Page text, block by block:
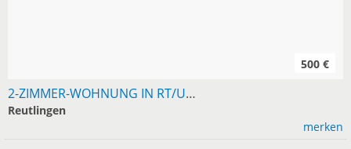
2-ZIMMER-WOHNUNG IN RT/UMGEBUNG AB SOFORT GESUCHT
500 €
Reutlingen
merken